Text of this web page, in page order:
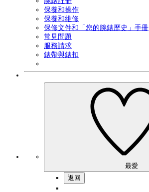
保養和操作
保養和維修
保修文件和「您的腕錶歷史」手冊
常見問題
服務請求
錶帶與錶扣
最愛
返回